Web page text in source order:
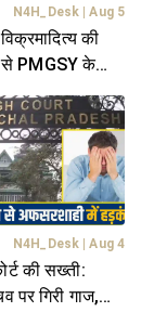
N4H_Desk | Aug 5
की
PMGSY के
N4H_Desk | Aug 4
की सख्ती:
पर गिरी गाज,